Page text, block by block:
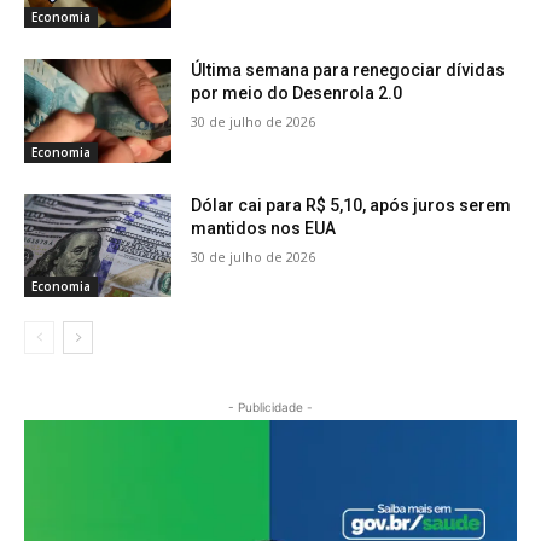
Economia
Economia
Última semana para renegociar dívidas
por meio do Desenrola 2.0
30 de julho de 2026
Economia
Dólar cai para R$ 5,10, após juros serem
mantidos nos EUA
30 de julho de 2026
- Publicidade -